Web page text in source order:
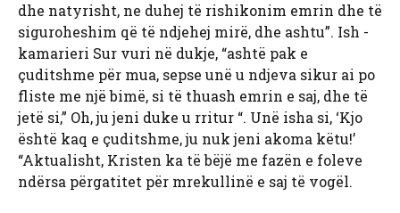
dhe natyrisht, ne duhej të rishikonim emrin dhe të
siguroheshim që të ndjehej mirë, dhe ashtu”. Ish -
kamarieri Sur vuri në dukje, “ashtë pak e
çuditshme për mua, sepse unë u ndjeva sikur ai po
fliste me një bimë, si të thuash emrin e saj, dhe të
jetë si,” Oh, ju jeni duke u rritur “. Unë isha si, ‘Kjo
është kaq e çuditshme, ju nuk jeni akoma këtu!’
“Aktualisht, Kristen ka të bëjë me fazën e foleve
ndërsa përgatitet për mrekullinë e saj të vogël.